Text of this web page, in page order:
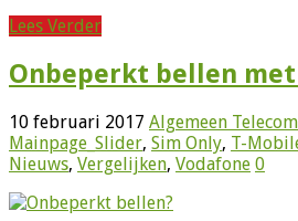
Lees Verder
Onbeperkt bellen
10 februari 2017 Algemeen
Mainpage_Slider, Sim Only, T-
Nieuws, Vergelijken, Vodafone 0